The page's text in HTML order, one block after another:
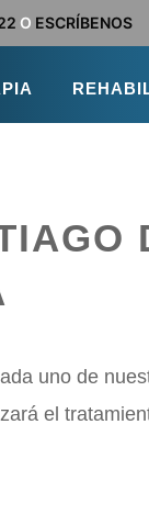
O ESCRÍBENOS
uno de
el